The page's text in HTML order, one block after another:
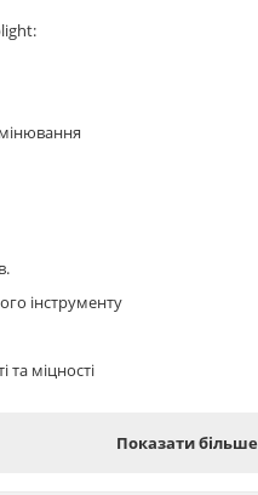
інструменту
та міцності
Показати більше